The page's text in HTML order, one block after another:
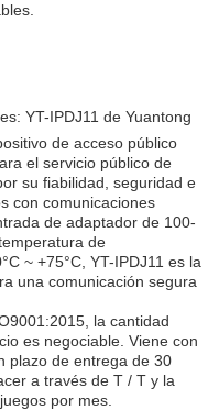
YT-IPDJ11 de Yuantong
de acceso público
el servicio público de
su fiabilidad, seguridad e
con comunicaciones
de adaptador de 100-
de
~ +75°C, YT-IPDJ11 es la
una comunicación segura
la cantidad
es negociable. Viene con
plazo de entrega de 30
a través de T / T y la
por mes.